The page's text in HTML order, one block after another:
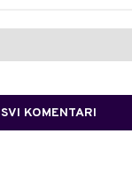
SVI KOMENTARI